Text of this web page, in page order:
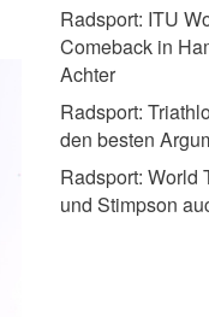
Radsport: ITU
Comeback in
Achter
Radsport:
den besten
Radsport: World
und Stimpson